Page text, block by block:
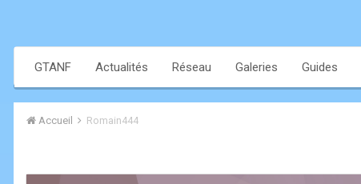
GTANF Actualités Réseau Galeries Guides
Accueil Romain444